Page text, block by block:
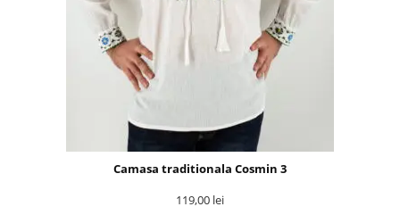
Camasa traditionala Cosmin 3
119,00 lei